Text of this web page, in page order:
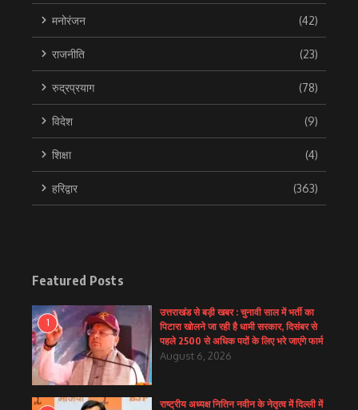
मनोरंजन (42)
राजनीति (23)
रुद्रप्रयाग (78)
विदेश (9)
शिक्षा (4)
हरिद्वार (363)
Featured Posts
1
उत्तराखंड से बड़ी खबर : चुनावी साल में भर्ती का
पिटारा खोलने जा रही है धामी सरकार, दिसंबर से
पहले 2500 से अधिक पदों के लिए भरे जाएंगे फार्म
August 6, 2026
राष्ट्रीय अध्यक्ष नितिन नवीन के नेतृत्व में दिल्ली में